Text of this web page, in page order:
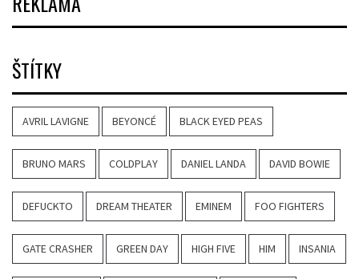
ŠTÍTKY
AVRIL LAVIGNE BEYONCÉ BLACK EYED PEAS
BRUNO MARS COLDPLAY DANIEL LANDA DAVID BOWIE
DEFUCKTO DREAM THEATER EMINEM FOO FIGHTERS
GATE CRASHER GREEN DAY HIGH FIVE HIM INSANIA